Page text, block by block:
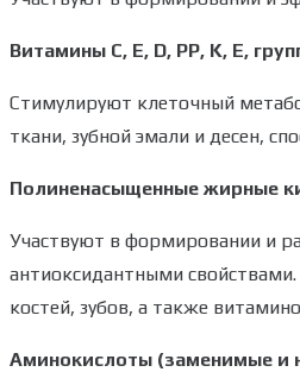
Витамины С, Е, D, PP, K, Е,
Стимулируют клеточный
ткани, зубной эмали и десен,
Полиненасыщенные жирные
Участвуют в формировании и
антиоксидантными
костей, зубов, а также
Аминокислоты (заменимые и